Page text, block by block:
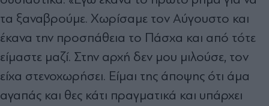
τα ξαναβρούμε. Χωρίσαμε τον Αύγουστο και
έκανα την προσπάθεια το Πάσχα και από τότε
είμαστε μαζί. Στην αρχή δεν μου μιλούσε, τον
είχα στενοχωρήσει. Είμαι της άποψης ότι άμα
αγαπάς και θες κάτι πραγματικά και υπάρχει